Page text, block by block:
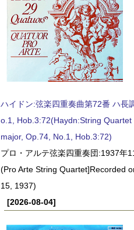
ハイドン:弦楽四重奏曲第72番 ハ長
o.1, Hob.3:72(Haydn:String Quartet
major, Op.74, No.1, Hob.3:72)
プロ・アルテ弦楽四重奏団:1937年
(Pro Arte String Quartet]Recorded
15, 1937)
[2026-08-04]